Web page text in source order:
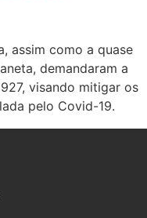
assim como a quase
demandaram a
visando mitigar os
pelo Covid-19.